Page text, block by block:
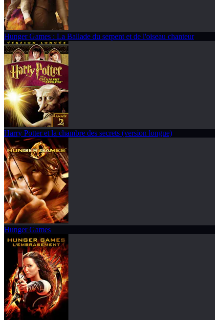
Hunger Games : La Ballade du serpent et de l'oiseau chanteur
Harry Potter et la chambre des secrets (version longue)
Hunger Games